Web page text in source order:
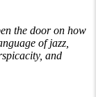
the door on how
of jazz,
and